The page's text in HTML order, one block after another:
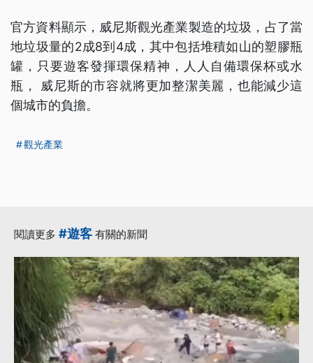
官方資料顯示，威尼斯觀光產業製造的垃圾，占了當
地垃圾量的2成8到4成，其中包括堆積如山的塑膠瓶
罐，只要遊客發揮環保精神，人人自備環保杯或水
瓶， 威尼斯的市容就將更加整潔美麗，也能減少這
個城市的負擔。
觀光產業
閱讀更多 #遊客 有關的新聞